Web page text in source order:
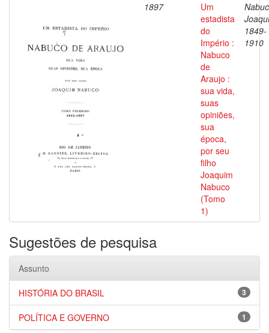
1897
Um
estadista
do
Império :
Nabuco
de
Araujo :
sua vida,
suas
opiniões,
sua
época,
por seu
filho
Joaquim
Nabuco
(Tomo
1)
1849-
1910
Sugestões de pesquisa
Assunto
3
HISTÓRIA DO BRASIL
1
POLÍTICA E GOVERNO